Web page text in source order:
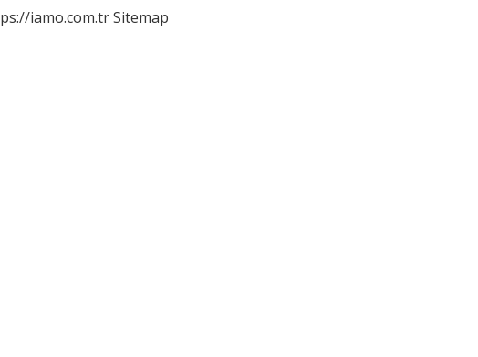
iamo.com.trSitemap